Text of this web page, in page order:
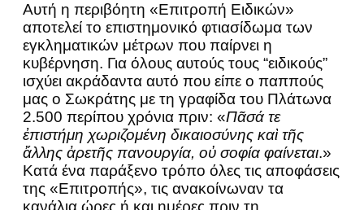
Αυτή η περιβόητη «Επιτροπή Ειδικών»
αποτελεί το επιστημονικό φτιασίδωμα των
εγκληματικών μέτρων που παίρνει η
κυβέρνηση. Για όλους αυτούς τους “ειδικούς”
ισχύει ακράδαντα αυτό που είπε ο παππούς
μας ο Σωκράτης με τη γραφίδα του Πλάτωνα
2.500 περίπου χρόνια πριν: «Πᾶσά τε
ἐπιστήμη χωριζομένη δικαιοσύνης καὶ τῆς
ἄλλης ἀρετῆς πανουργία, οὐ σοφία φαίνεται.»
Κατά ένα παράξενο τρόπο όλες τις αποφάσεις
της «Επιτροπής», τις ανακοίνωναν τα
κανάλια ώρες ή και ημέρες πριν τη